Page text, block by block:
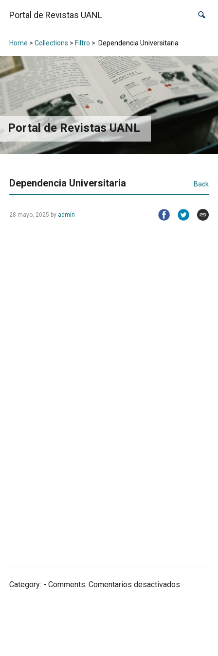
Portal de Revistas UANL
Home > Collections > Filtro > Dependencia Universitaria
Portal de Revistas UANL
Dependencia Universitaria Back
28 mayo, 2025 by admin
Category: - Comments: Comentarios desactivadosen